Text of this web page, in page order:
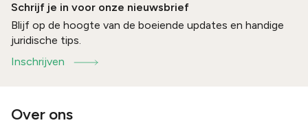
Schrijf je in voor onze nieuwsbrief
Blijf op de hoogte van de boeiende updates en handige
juridische tips.
Inschrijven
Over ons